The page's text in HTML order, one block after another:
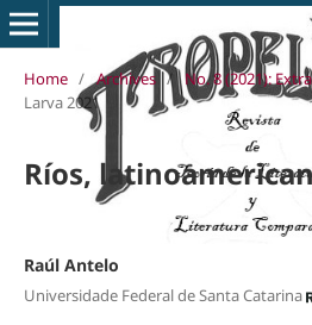
Home / Archives / No. 8 (2021):
Larva 2021
Ríos,
Raúl Antelo
Universidade Federal de Santa Catarina